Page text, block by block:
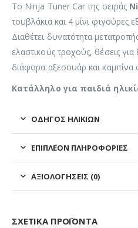
Το Ninja Tuner Car της σειράς
τουβλάκια και 4 μίνι φιγούρες
Διαθέτει δυνατότητα
ελαστικούς τροχούς, θέσεις
διάφορα αξεσουάρ και καμπίνα
Κατάλληλο για παιδιά
ΟΔΗΓΌΣ ΗΛΙΚΙΏΝ
ΕΠΙΠΛΈΟΝ ΠΛΗΡΟΦΟΡΊΕΣ
ΑΞΙΟΛΟΓΉΣΕΙΣ (0)
ΣΧΕΤΙΚΆ ΠΡΟΪΌΝΤΑ